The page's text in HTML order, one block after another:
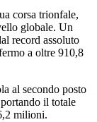
corsa trionfale,
globale. Un
record assoluto
a oltre 910,8
al secondo posto
il totale
milioni.